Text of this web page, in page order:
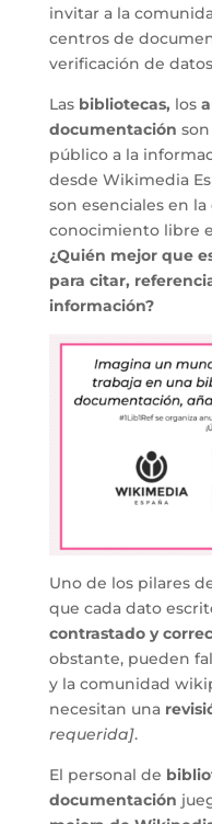
invitar a la
centros de
verificación de
Las bibliotecas, los
documentación
público a la
desde Wikimedia
son esenciales en
conocimiento libre
¿Quién mejor que
para citar,
información?
Uno de los pilares
que cada dato
contrastado y
obstante, pueden
y la comunidad
necesitan una
requerida].
El personal de
documentación